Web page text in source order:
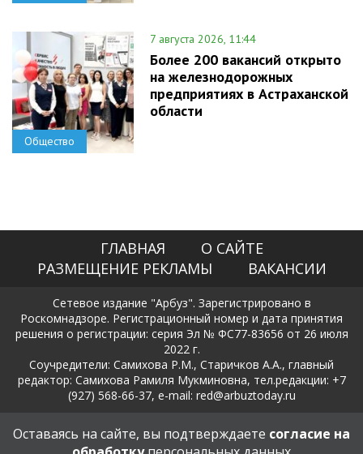
Общество
7 августа 2026, 11:44
Более 200 вакансий открыто
на железнодорожных
предприятиях в Астраханской
области
ГЛАВНАЯ
О САЙТЕ
РАЗМЕЩЕНИЕ РЕКЛАМЫ
ВАКАНСИИ
Сетевое издание "Арбуз". Зарегистрировано в
Роскомнадзоре. Регистрационный номер и дата принятия
решения о регистрации: серия Эл № ФС77-83656 от 26 июля
2022 г.
Соучредители: Самихова Р.М., Старичков А.А., главный
редактор: Самихова Рамиля Мукминовна, тел.редакции: +7
(927) 568-66-37, e-mail: red@arbuztoday.ru
Политика в отношении обработки и защиты персональных
данных
Оставаясь на сайте, вы подтверждаете согласие на